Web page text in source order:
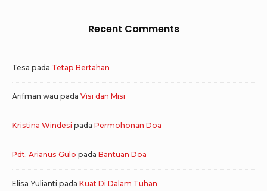
Recent Comments
Tesa pada Tetap Bertahan
Arifman wau pada Visi dan Misi
Kristina Windesi pada Permohonan Doa
Pdt. Arianus Gulo pada Bantuan Doa
Elisa Yulianti pada Kuat Di Dalam Tuhan